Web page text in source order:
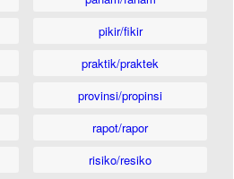
pikir/fikir
praktik/praktek
provinsi/propinsi
rapot/rapor
risiko/resiko